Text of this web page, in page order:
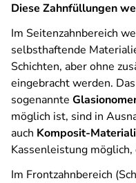
Diese Zahnfüllungen
Im Seitenzahnbereich
selbsthaftende
Schichten, aber ohne
eingebracht werden.
sogenannte
möglich ist, sind in
auch Komposit-
Kassenleistung
Im Frontzahnbereich